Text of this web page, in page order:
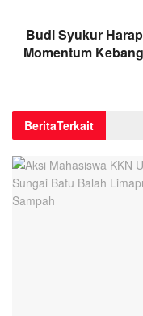
Budi Syukur
Momentum
BeritaTerkait